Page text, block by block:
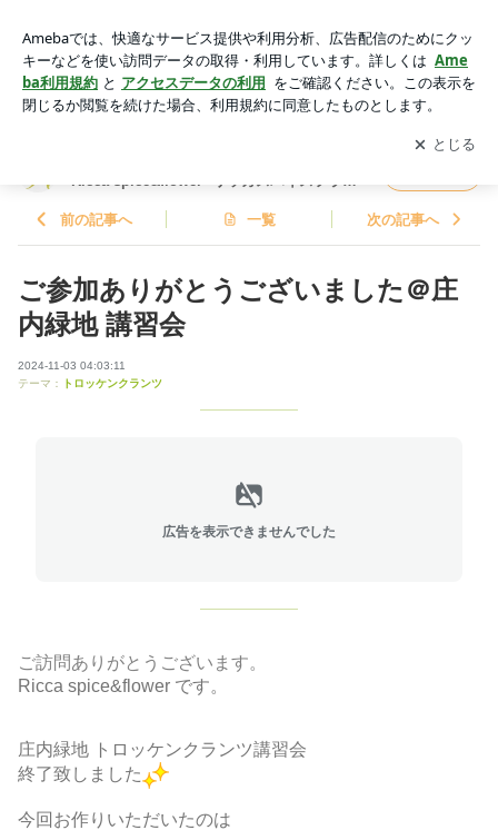
ッケンクランツ・Ruvery 認定教室 Ricca spice&flower* リッカ
スパイスフラワー
アプリをダウンロードして ブログの更新通知
を受け取りまし
ょう。
開く
Ricca spice&flower* リッカスパイスフラワ
前の記事へ 一覧 次の記事へ
ご参加ありがとうございました＠庄
内緑地 講習会
2024-11-03 04:03:11
テーマ：
トロッケンクランツ
広告を表示できませんでした
ご訪問ありがとうございます。
Ricca spice&flower です。
庄内緑地 トロッケンクランツ講習会
終了致しました
今回お作りいただいたのは